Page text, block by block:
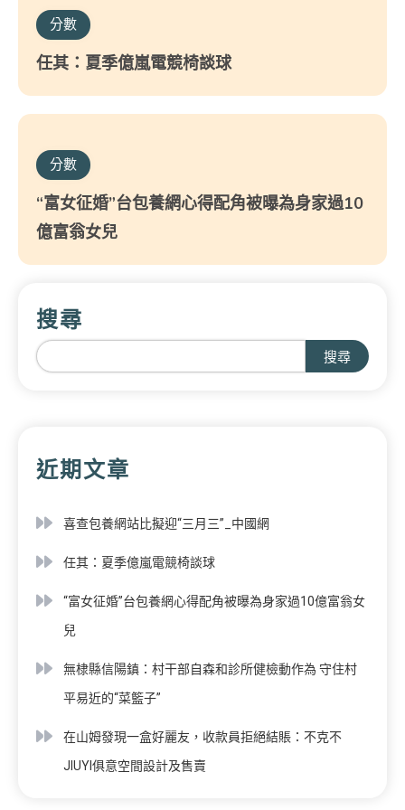
分數
任其：夏季億嵐電競椅談球
分數
“富女征婚”台包養網心得配角被曝為身家過10
億富翁女兒
搜尋
搜尋
近期文章
喜查包養網站比擬迎“三月三”_中國網
任其：夏季億嵐電競椅談球
“富女征婚”台包養網心得配角被曝為身家過10億富翁女
兒
無棣縣信陽鎮：村干部自森和診所健檢動作為 守住村
平易近的“菜籃子”
在山姆發現一盒好麗友，收款員拒絕結賬：不克不
JIUYI俱意空間設計及售賣